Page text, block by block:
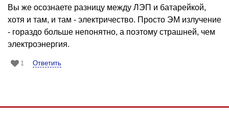
Вы же осознаете разницу между ЛЭП и батарейкой,
хотя и там, и там - электричество. Просто ЭМ излучение
- гораздо больше непонятно, а поэтому страшней, чем
электроэнергия.
1 Ответить